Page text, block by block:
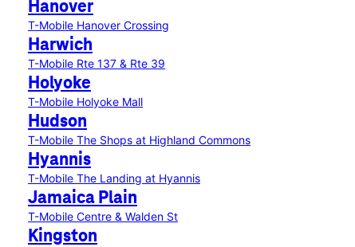
Hanover
T-Mobile Hanover Crossing
Harwich
T-Mobile Rte 137 & Rte 39
Holyoke
T-Mobile Holyoke Mall
Hudson
T-Mobile The Shops at Highland Commons
Hyannis
T-Mobile The Landing at Hyannis
Jamaica Plain
T-Mobile Centre & Walden St
Kingston